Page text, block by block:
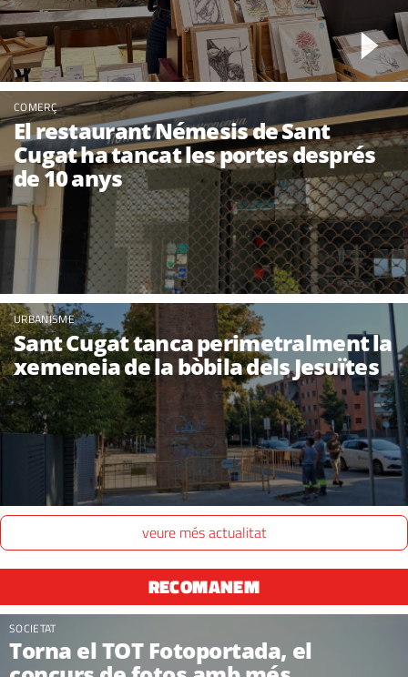
COMERÇ
El restaurant Némesis de Sant
Cugat ha tancat les portes després
de 10 anys
URBANISME
Sant Cugat tanca perimetralment la
xemeneia de la bòbila dels Jesuïtes
veure més actualitat
RECOMANEM
SOCIETAT
Torna el TOT Fotoportada, el